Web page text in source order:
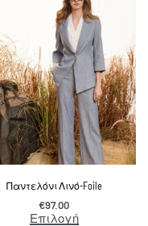
Παντελόνι Λινό-Foile
€97.00
Επιλογή